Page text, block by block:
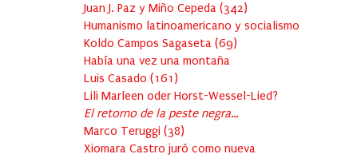
Juan J. Paz y Miño Cepeda (342)
Humanismo latinoamericano y socialismo
Koldo Campos Sagaseta (69)
Había una vez una montaña
Luis Casado (161 )
Lili Marleen oder Horst-Wessel-Lied?
El retorno de la peste negra…
Marco Teruggi (38)
Xiomara Castro juró como nueva